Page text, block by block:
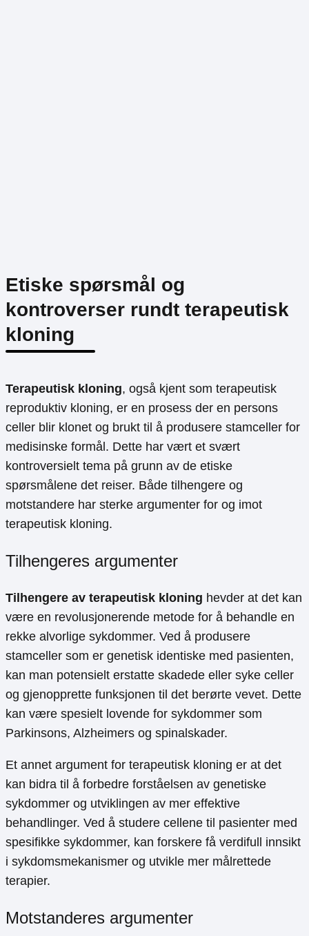
Etiske spørsmål og
kontroverser rundt terapeutisk
kloning
Terapeutisk kloning, også kjent som terapeutisk
reproduktiv kloning, er en prosess der en persons
celler blir klonet og brukt til å produsere stamceller for
medisinske formål. Dette har vært et svært
kontroversielt tema på grunn av de etiske
spørsmålene det reiser. Både tilhengere og
motstandere har sterke argumenter for og imot
terapeutisk kloning.
Tilhengeres argumenter
Tilhengere av terapeutisk kloning hevder at det kan
være en revolusjonerende metode for å behandle en
rekke alvorlige sykdommer. Ved å produsere
stamceller som er genetisk identiske med pasienten,
kan man potensielt erstatte skadede eller syke celler
og gjenopprette funksjonen til det berørte vevet. Dette
kan være spesielt lovende for sykdommer som
Parkinsons, Alzheimers og spinalskader.
Et annet argument for terapeutisk kloning er at det
kan bidra til å forbedre forståelsen av genetiske
sykdommer og utviklingen av mer effektive
behandlinger. Ved å studere cellene til pasienter med
spesifikke sykdommer, kan forskere få verdifull innsikt
i sykdomsmekanismer og utvikle mer målrettede
terapier.
Motstanderes argumenter